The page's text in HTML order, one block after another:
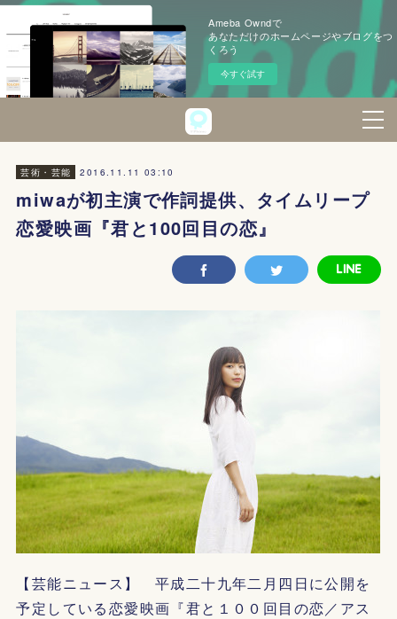
Ameba Owndで
あなただけのホームページやブログをつ
くろう
今すぐ試す
芸術・芸能 2016.11.11 03:10
miwaが初主演で作詞提供、タイムリープ
恋愛映画『君と100回目の恋』
【芸能ニュース】 平成二十九年二月四日に公開を
予定している恋愛映画『君と１００回目の恋／アス